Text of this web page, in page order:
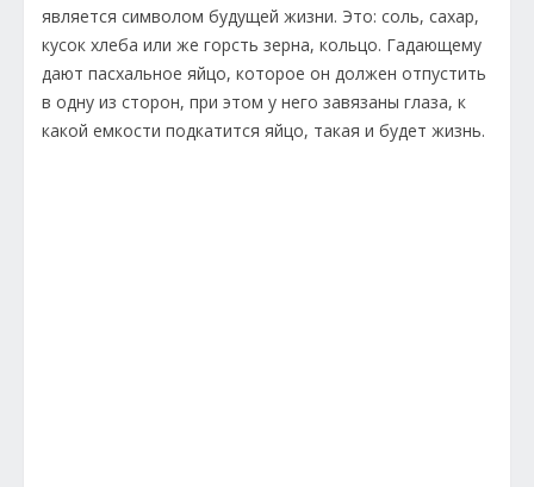
является символом будущей жизни. Это: соль, сахар,
кусок хлеба или же горсть зерна, кольцо. Гадающему
дают пасхальное яйцо, которое он должен отпустить
в одну из сторон, при этом у него завязаны глаза, к
какой емкости подкатится яйцо, такая и будет жизнь.